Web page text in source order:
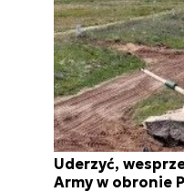
Uderzyć,
Army w obronie